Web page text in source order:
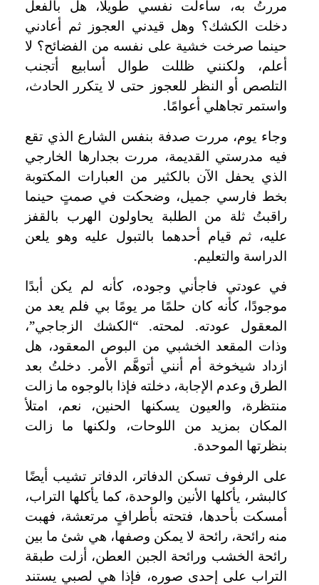
مررتُ به، ساءلت نفسي طويلًا، هل بالفعل
دخلت الكشك؟ وهل قيدني العجوز ثم أعادني
حينما صرخت خشية على نفسه من الفضائح؟ لا
أعلم، ولكنني ظللت طوال أسابيع أتجنب
التلصص أو النظر للعجوز حتى لا يتكرر الحادث،
واستمر تجاهلي أعوامًا.
وجاء يوم، مررت صدفة بنفس الشارع الذي تقع
فيه مدرستي القديمة، مررت بجدارها الخارجي
الذي يحفل الآن بالكثير من العبارات المكتوبة
بخط فارسي جميل، وضحكت في صمتٍ حينما
راقبتُ ثلة من الطلبة يحاولون الهرب بالقفز
عليه، ثم قيام أحدهما بالتبول عليه وهو يلعن
الدراسة والتعليم.
في عودتي فاجأني وجوده، كأنه لم يكن أبدًا
موجودًا، كأنه كان حلمًا مر يومًا بي فلم يعد من
المعقول عودته. لمحته. “الكشك الزجاجي”،
وذات المقعد الخشبي من البوص المعقود، هل
ازداد شيخوخة أم أنني أتوهَّم الأمر. دخلتُ بعد
الطرق وعدم الإجابة، دخلته فإذا بالوجوه ما زالت
منتظرة، والعيون يسكنها الحنين، نعم، امتلأ
المكان بمزيد من اللوحات، ولكنها ما زالت
بنظرتها الموحدة.
على الرفوف تسكن الدفاتر، الدفاتر تشيب أيضًا
كالبشر، يأكلها الأنين والوحدة، كما يأكلها التراب،
أمسكت بأحدها، فتحته بأطرافٍ مرتعشة، فهبت
منه رائحة، رائحة لا يمكن وصفها، هي شئ ما بين
رائحة الخشب ورائحة الجبن العطن، أزلت طبقة
التراب على إحدى صوره، فإذا هي لصبي يستند